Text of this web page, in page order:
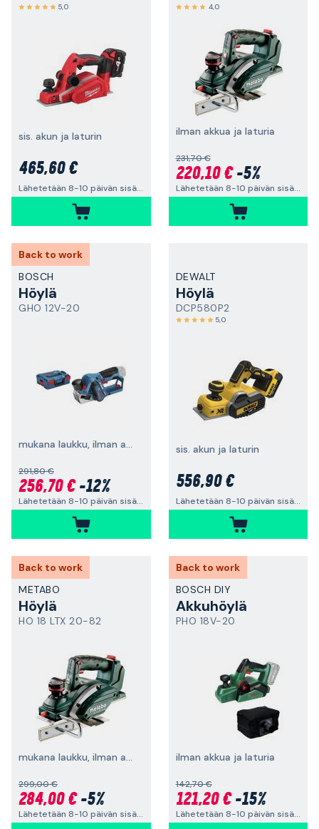
5,0
sis. akun ja laturin
465,60 €
Lähetetään 8-10 päivän sisällä
4,0
ilman akkua ja laturia
231,70 €
220,10 €-5%
Lähetetään 8-10 päivän sisällä
Back to work
BOSCH
Höylä
GHO 12V-20
mukana laukku, ilman akkua ja laturia
291,80 €
256,70 €-12%
Lähetetään 8-10 päivän sisällä
DEWALT
Höylä
DCP580P2
5,0
sis. akun ja laturin
556,90 €
Lähetetään 8-10 päivän sisällä
Back to work
METABO
Höylä
HO 18 LTX 20-82
mukana laukku, ilman akkua ja laturia
299,00 €
284,00 €-5%
Lähetetään 8-10 päivän sisällä
Back to work
BOSCH DIY
Akkuhöylä
PHO 18V-20
ilman akkua ja laturia
142,70 €
121,20 €-15%
Lähetetään 8-10 päivän sisällä